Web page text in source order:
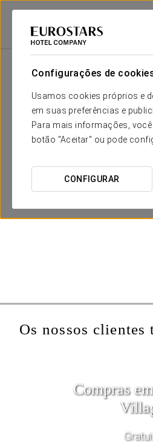
Configurações de
Usamos cookies próprios e
em suas preferências e
Para mais informações,
botão "Aceitar" ou pode
CONFIGURAR
Eurostars Hotel Company
Os nossos clientes
Compras